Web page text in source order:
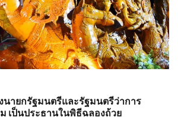
ายกรัฐมนตรีและรัฐมนตรีว่าการ
เป็นประธานในพิธีฉลองถ้วย